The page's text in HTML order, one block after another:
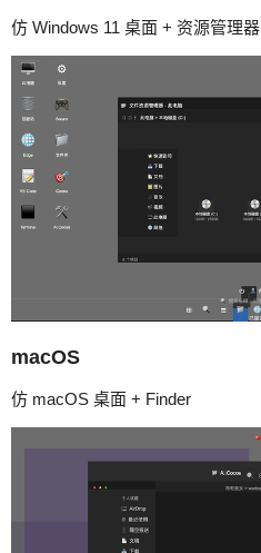
仿 Windows 11 桌面 + 资源管理器
macOS
仿 macOS 桌面 + Finder